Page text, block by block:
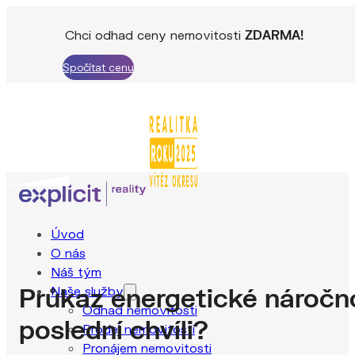
Chci odhad ceny nemovitosti ZDARMA!
Spočítat cenu
Úvod
O nás
Náš tým
Naše služby
Odhad nemovitosti
Prodej nemovitosti
Pronájem nemovitosti
Průkaz energetické
poslední chvíli?